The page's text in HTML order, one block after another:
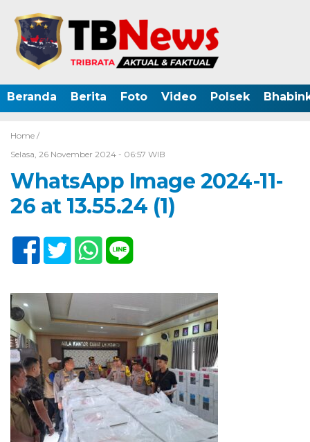
Beranda Berita Foto Video Polsek
Home /
Selasa, 26 November 2024 - 06:57 WIB
WhatsApp Image 2024-11-
26 at 13.55.24 (1)